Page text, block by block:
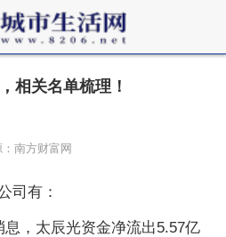
相关名单梳理！
南方财富网
司有：
息，太辰光资金净流出5.57亿